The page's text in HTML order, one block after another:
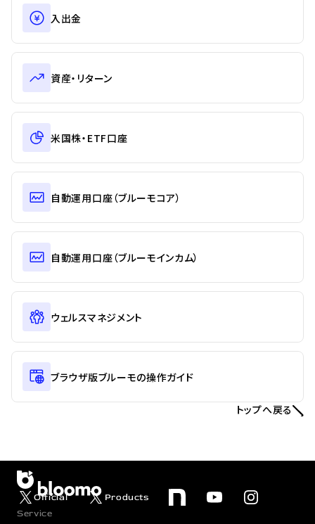
入出金
資産・リターン
米国株・ETF口座
自動運用口座（ブルーモコア）
自動運用口座（ブルーモインカム）
ウェルスマネジメント
ブラウザ版ブルーモの操作ガイド
トップへ戻る
Official
Products
Service